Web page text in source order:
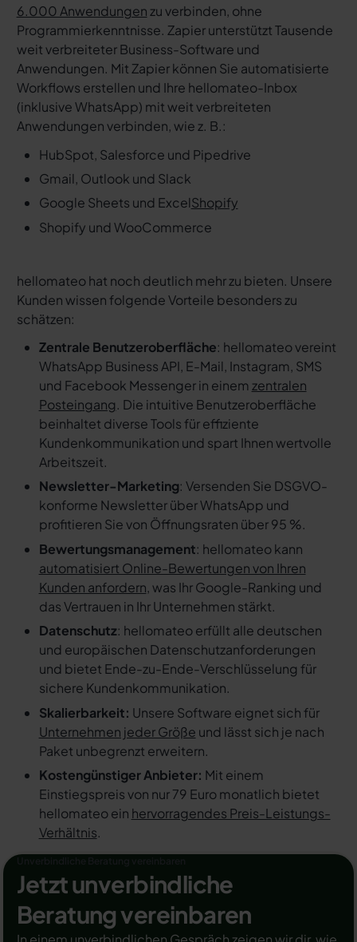
6.000 Anwendungenzu verbinden, ohne
Programmierkenntnisse. Zapier unterstützt Tausende
weit verbreiteter Business-Software und
Anwendungen. Mit Zapier können Sie automatisierte
Workflows erstellen und Ihre hellomateo-Inbox
(inklusive WhatsApp) mit weit verbreiteten
Anwendungen verbinden, wie z. B.:
HubSpot, Salesforce und Pipedrive
Gmail, Outlook und Slack
Google Sheets und ExcelShopify
Shopify und WooCommerce
hellomateo hat noch deutlich mehr zu bieten. Unsere
Kunden wissen folgende Vorteile besonders zu
schätzen:
Zentrale Benutzeroberfläche: hellomateo vereint
WhatsApp Business API, E-Mail, Instagram, SMS
und Facebook Messenger in einem zentralen
Posteingang. Die intuitive Benutzeroberfläche
beinhaltet diverse Tools für effiziente
Kundenkommunikation und spart Ihnen wertvolle
Arbeitszeit.
Newsletter-Marketing: Versenden Sie DSGVO-
konforme Newsletter über WhatsApp und
profitieren Sie von Öffnungsraten über 95 %.
Bewertungsmanagement: hellomateo kann
automatisiert Online-Bewertungen von Ihren
Kunden anfordern, was Ihr Google-Ranking und
das Vertrauen in Ihr Unternehmen stärkt.
Datenschutz: hellomateo erfüllt alle deutschen
und europäischen Datenschutzanforderungen
und bietet Ende-zu-Ende-Verschlüsselung für
sichere Kundenkommunikation.
Skalierbarkeit: Unsere Software eignet sich für
Unternehmen jeder Größe und lässt sich je nach
Paket unbegrenzt erweitern.
Kostengünstiger Anbieter: Mit einem
Einstiegspreis von nur 79 Euro monatlich bietet
hellomateo ein hervorragendes Preis-Leistungs-
Verhältnis.
Jetzt unverbindliche
Beratung vereinbaren